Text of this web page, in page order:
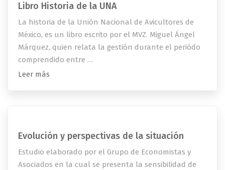
Libro Historia de la UNA
La historia de la Unión Nacional de Avicultores de
México, es un libro escrito por el MVZ. Miguel Ángel
Márquez, quien relata la gestión durante el periódo
comprendido entre …
Leer más
Evolución y perspectivas de la situación
Estudio elaborado por el Grupo de Economistas y
Asociados en la cual se presenta la sensibilidad de